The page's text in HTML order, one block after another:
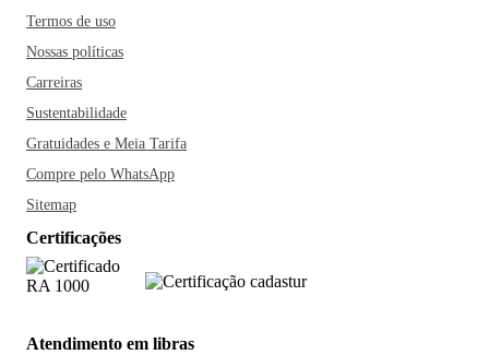
Termos de uso
Nossas políticas
Carreiras
Sustentabilidade
Gratuidades e Meia Tarifa
Compre pelo WhatsApp
Sitemap
Certificações
Atendimento em libras